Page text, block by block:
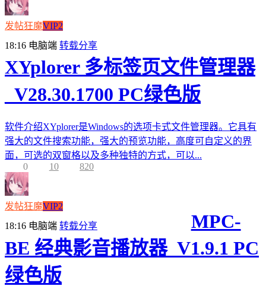
发帖狂魔VIP2
18:16 电脑端 转载分享
XYplorer 多标签页文件管理器
_V28.30.1700 PC绿色版
软件介绍XYplorer是Windows的选项卡式文件管理器。它具有
强大的文件搜索功能，强大的预览功能，高度可自定义的界
面，可选的双窗格以及多种独特的方式，可以...
0
10 820
发帖狂魔VIP2
18:16 电脑端 转载分享
MPC-
BE 经典影音播放器_V1.9.1 PC
绿色版